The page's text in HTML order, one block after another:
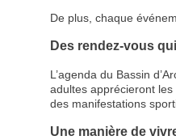
De plus, chaque
Des rendez-vous
L’agenda du Bassin
adultes apprécieront
des manifestations
Une manière de